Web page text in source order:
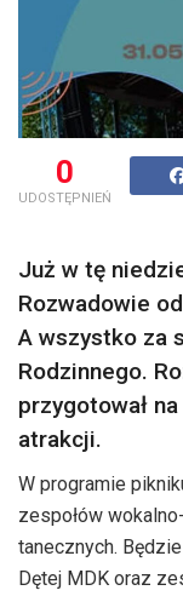
0
UDOSTĘPNIEŃ
Już w tę
Rozwadowie
A wszystko za
Rodzinnego.
przygotował
atrakcji.
W programie
zespołów
tanecznych.
Dętej MDK oraz